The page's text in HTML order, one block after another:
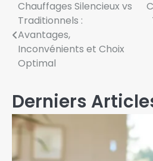
Navigation
de
l’article
Chauffages Silencieux vs
Traditionnels :
Avantages,
Inconvénients et Choix
Optimal
Derniers